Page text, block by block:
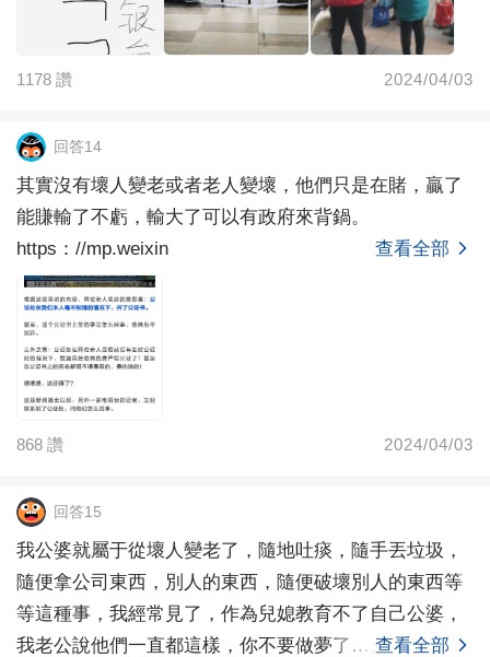
1178 讚 2024/04/03
回答14
其實沒有壞人變老或者老人變壞，他們只是在賭，贏了
能賺輸了不虧，輸大了可以有政府來背鍋。
https：//mp.weixin
查看全部
868 讚 2024/04/03
回答15
我公婆就屬于從壞人變老了，隨地吐痰，隨手丟垃圾，
隨便拿公司東西，別人的東西，隨便破壞別人的東西等
等這種事，我經常見了，作為兒媳教育不了自己公婆，
我老公說他們一直都這樣，你不要做夢了……查看全部